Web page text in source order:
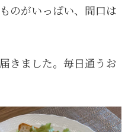
のがいっぱい、間口は
きました。毎日通うお